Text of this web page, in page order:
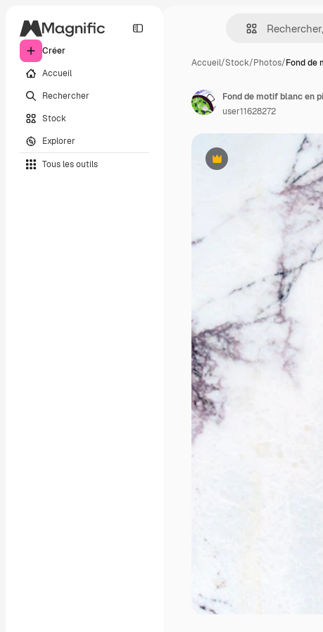
Créer
Accueil
Rechercher
Stock
Explorer
Tous les outils
Accueil/Stock/Photos/Fond de
Premium
user11628272